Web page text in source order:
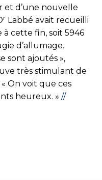
et d’une nouvelle
r Labbé avait recueilli
à cette fin, soit 5946
d’allumage.
sont ajoutés »,
très stimulant de
On voit que ces
heureux. » //